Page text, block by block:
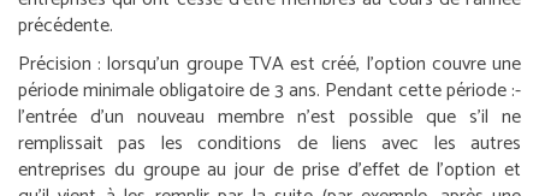
précédente.
Précision : lorsqu’un groupe TVA est créé, l’option couvre une
période minimale obligatoire de 3 ans. Pendant cette période :-
l’entrée d’un nouveau membre n’est possible que s’il ne
remplissait pas les conditions de liens avec les autres
entreprises du groupe au jour de prise d’effet de l’option et